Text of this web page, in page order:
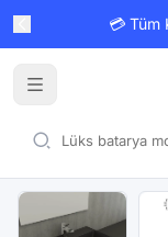
💳 Tüm